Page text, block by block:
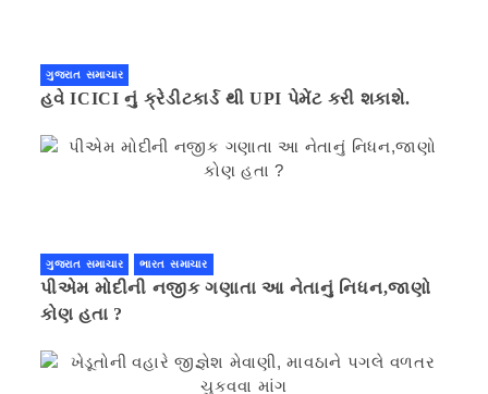
ગુજરાત સમાચાર
હવે ICICI નું ક્રેડીટકાર્ડ થી UPI પેમેંટ કરી શકાશે.
ગુજરાત સમાચાર ભારત સમાચાર
પીએમ મોદીની નજીક ગણાતા આ નેતાનું નિધન,જાણો
કોણ હતા ?